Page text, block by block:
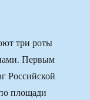
три роты
Первым
Российской
площади